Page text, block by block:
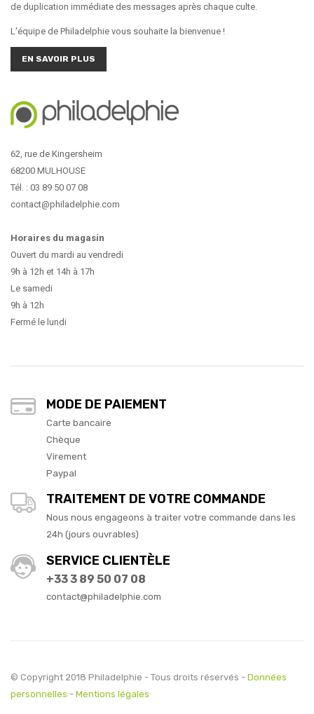
de duplication immédiate des messages après chaque culte.
L'équipe de Philadelphie vous souhaite la bienvenue !
EN SAVOIR PLUS
62, rue de Kingersheim
68200 MULHOUSE
Tél. : 03 89 50 07 08
contact@philadelphie.com
Horaires du magasin
Ouvert du mardi au vendredi
9h à 12h et 14h à 17h
Le samedi
9h à 12h
Fermé le lundi
MODE DE PAIEMENT
Carte bancaire
Chèque
Virement
Paypal
TRAITEMENT DE VOTRE COMMANDE
Nous nous engageons à traiter votre commande dans les
24h (jours ouvrables)
SERVICE CLIENTÈLE
+33 3 89 50 07 08
contact@philadelphie.com
© Copyright 2018 Philadelphie - Tous droits réservés - Données
personnelles - Mentions légales